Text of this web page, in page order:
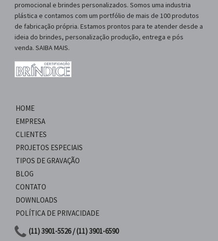
promocional e brindes personalizados. Somos uma industria
plástica e contamos com um portfólio de mais de 100 produtos
de fabricação própria. Estamos prontos para te atender desde a
ideia do brindes, personalização produção, entrega e pós
venda. SAIBA MAIS.
HOME
EMPRESA
CLIENTES
PROJETOS ESPECIAIS
TIPOS DE GRAVAÇÃO
BLOG
CONTATO
DOWNLOADS
POLÍTICA DE PRIVACIDADE
(11) 3901-5526 / (11) 3901-6590